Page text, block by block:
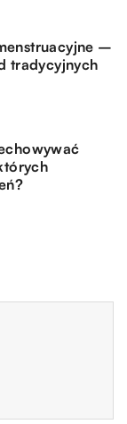
–
tradycyjnych